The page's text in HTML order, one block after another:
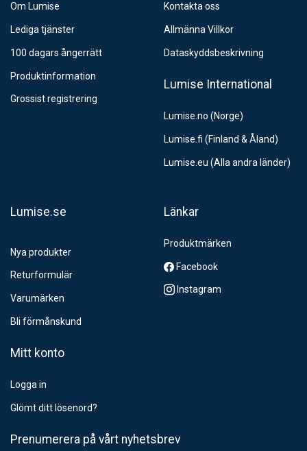
Om Lumise
Lediga tjänster
100 dagars ångerrätt
Produktinformation
Grossist registrering
Kontakta oss
Allmänna Villkor
Dataskyddsbeskrivning
Lumise International
Lumise.no (Norge)
Lumise.fi (Finland & Åland)
Lumise.eu (Alla andra länder)
Lumise.se
Nya produkter
Returformulär
Varumärken
Bli förmånskund
Länkar
Produktmärken
Facebook
Instagram
Mitt konto
Logga in
Glömt ditt lösenord?
Prenumerera på vårt nyhetsbrev